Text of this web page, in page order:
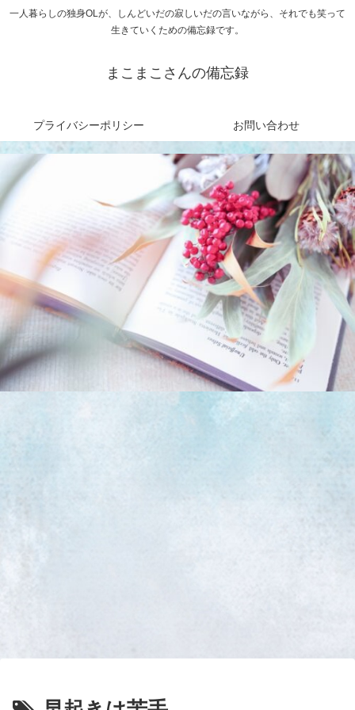
一人暮らしの独身OLが、しんどいだの寂しいだの言いながら、それでも笑って
生きていくための備忘録です。
まこまこさんの備忘録
プライバシーポリシー お問い合わせ